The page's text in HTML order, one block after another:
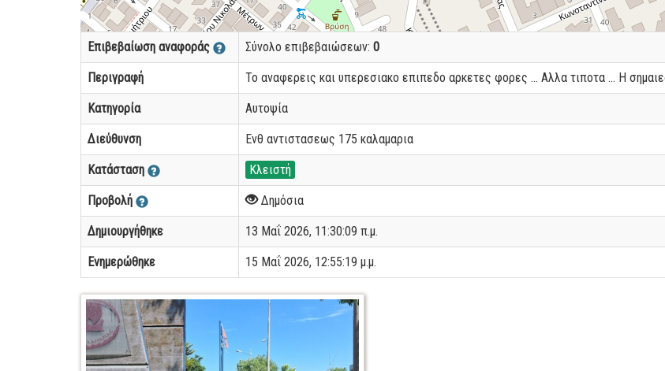
Επιβεβαίωση αναφοράς Σύνολο επιβεβαιώσεων: 0
Περιγραφή Το αναφερεις και υπερεσιακο επιπεδο αρκετες φορες ... Αλλα τιποτα ... Η
Κατηγορία Αυτοψία
Διεύθυνση Ενθ αντιστασεως 175 καλαμαρια
Κατάσταση Κλειστή
Προβολή Δημόσια
Δημιουργήθηκε 13 Μαΐ 2026, 11:30:09 π.μ.
Ενημερώθηκε 15 Μαΐ 2026, 12:55:19 μ.μ.